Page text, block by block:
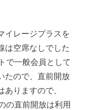
イレージプラスを
は空席なしでした
で一般会員として
たので、直前開放
りますので、
の直前開放は利用